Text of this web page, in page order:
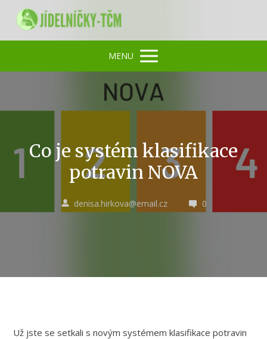
MENU
Co je systém klasifikace
potravin NOVA
denisa.hirkova@email.cz 0
Už jste se setkali s novým systémem klasifikace potravin